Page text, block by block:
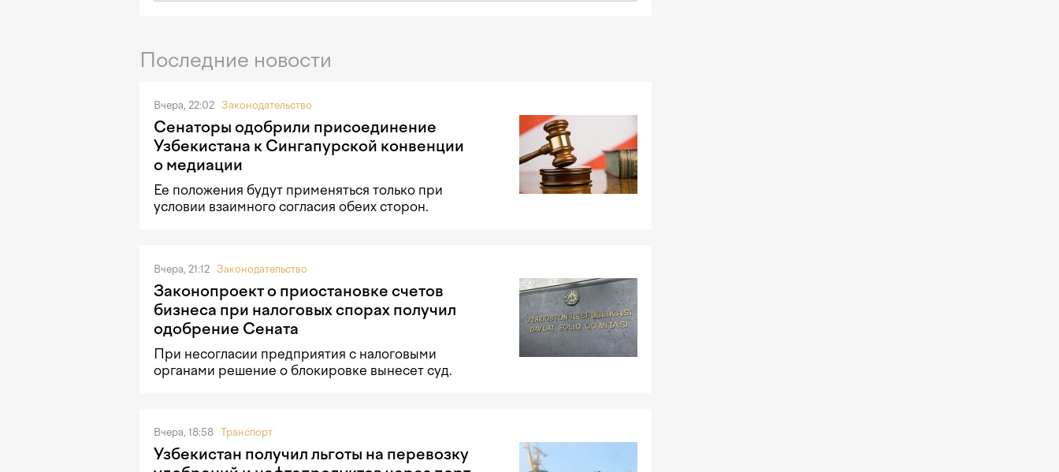
Последние новости
Вчера, 22:02 Законодательство
Сенаторы одобрили присоединение
Узбекистана к Сингапурской конвенции
о медиации
Ее положения будут применяться только при
условии взаимного согласия обеих сторон.
Вчера, 21:12 Законодательство
Законопроект о приостановке счетов
бизнеса при налоговых спорах получил
одобрение Сената
При несогласии предприятия с налоговыми
органами решение о блокировке вынесет суд.
Вчера, 18:58 Транспорт
Узбекистан получил льготы на перевозку